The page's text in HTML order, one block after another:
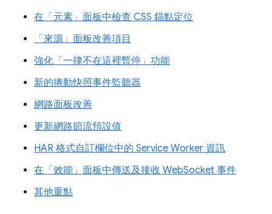
在「元素」面板中檢查 CSS 錨點定位
「來源」面板改善項目
強化「一律不在這裡暫停」功能
新的捲動快照事件監聽器
網路面板改善
更新網路節流預設值
HAR 格式自訂欄位中的 Service Worker 資訊
在「效能」面板中傳送及接收 WebSocket 事件
其他重點